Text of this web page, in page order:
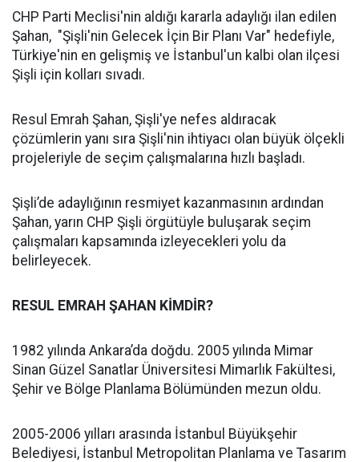
CHP Parti Meclisi'nin aldığı kararla adaylığı ilan edilen
Şahan, "Şişli'nin Gelecek İçin Bir Planı Var" hedefiyle,
Türkiye'nin en gelişmiş ve İstanbul'un kalbi olan ilçesi
Şişli için kolları sıvadı.
Resul Emrah Şahan, Şişli'ye nefes aldıracak
çözümlerin yanı sıra Şişli'nin ihtiyacı olan büyük ölçekli
projeleriyle de seçim çalışmalarına hızlı başladı.
Şişli’de adaylığının resmiyet kazanmasının ardından
Şahan, yarın CHP Şişli örgütüyle buluşarak seçim
çalışmaları kapsamında izleyecekleri yolu da
belirleyecek.
RESUL EMRAH ŞAHAN KİMDİR?
1982 yılında Ankara’da doğdu. 2005 yılında Mimar
Sinan Güzel Sanatlar Üniversitesi Mimarlık Fakültesi,
Şehir ve Bölge Planlama Bölümünden mezun oldu.
2005-2006 yılları arasında İstanbul Büyükşehir
Belediyesi, İstanbul Metropolitan Planlama ve Tasarım